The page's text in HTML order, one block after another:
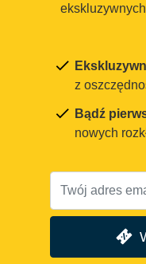
z
Bądź
nowych